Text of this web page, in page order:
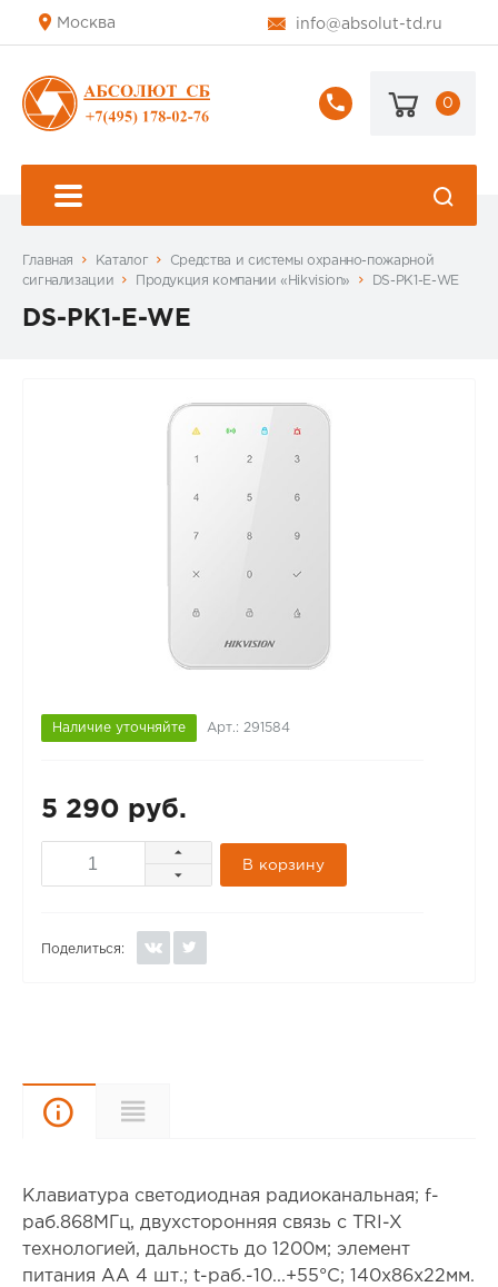
Москва info@absolut-td.ru
+7
178-
0
Главная Каталог
Средства и системы охранно-пожарной
сигнализации
Продукция компании «Hikvision» DS-PK1-E-WE
DS-PK1-E-WE
Наличие уточняйте Арт.: 291584
5 290 руб.
В корзину
Поделиться:
Описание
Клавиатура светодиодная радиоканальная; f-
раб.868МГц, двухсторонняя связь с TRI-X
технологией, дальность до 1200м; элемент
питания AA 4 шт.; t-раб.-10...+55°C; 140х86х22мм.